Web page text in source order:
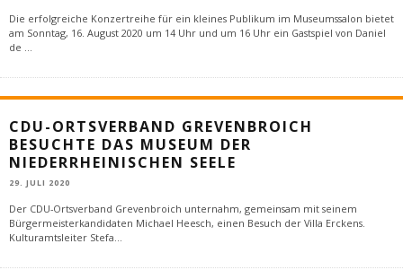
Die erfolgreiche Konzertreihe für ein kleines Publikum im Museumssalon bietet
am Sonntag, 16. August 2020 um 14 Uhr und um 16 Uhr ein Gastspiel von Daniel
de ...
CDU-ORTSVERBAND GREVENBROICH
BESUCHTE DAS MUSEUM DER
NIEDERRHEINISCHEN SEELE
29. JULI 2020
Der CDU-Ortsverband Grevenbroich unternahm, gemeinsam mit seinem
Bürgermeisterkandidaten Michael Heesch, einen Besuch der Villa Erckens.
Kulturamtsleiter Stefa...